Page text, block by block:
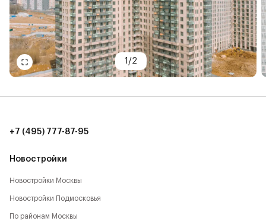
1 /2
Новостройки
Новостройки Москвы
Новостройки Подмосковья
По районам Москвы
+7 (495) 777-87-95